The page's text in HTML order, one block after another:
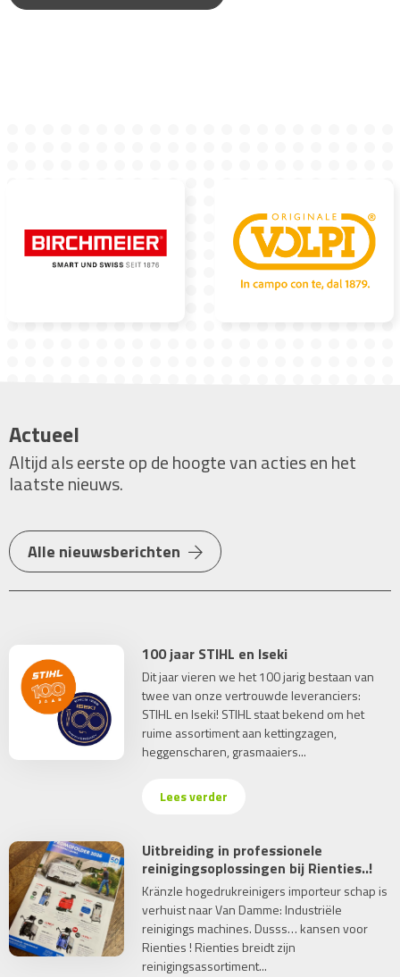
Actueel
Altijd als eerste op de hoogte van acties en het
laatste nieuws.
Alle nieuwsberichten
100 jaar STIHL en Iseki
Dit jaar vieren we het 100 jarig bestaan van
twee van onze vertrouwde leveranciers:
STIHL en Iseki! STIHL staat bekend om het
ruime assortiment aan kettingzagen,
heggenscharen, grasmaaiers...
Lees verder
Uitbreiding in professionele
reinigingsoplossingen bij Rienties..!
Kränzle hogedrukreinigers importeur schap is
verhuist naar Van Damme: Industriële
reinigings machines. Dusss… kansen voor
Rienties ! Rienties breidt zijn
reinigingsassortiment...